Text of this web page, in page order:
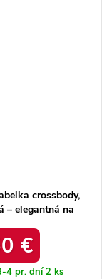
crossbody,
– elegantná na
€
4 pr. dní2 ks